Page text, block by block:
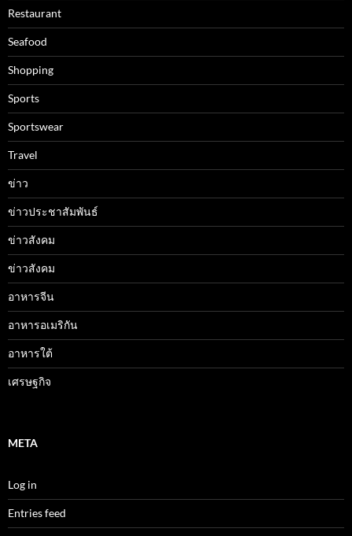
Restaurant
Seafood
Shopping
Sports
Sportswear
Travel
ข่าว
ข่าวประชาสัมพันธ์
ข่าวสังคม
ข่าวสังคม
อาหารจีน
อาหารอเมริกัน
อาหารใต้
เศรษฐกิจ
META
Log in
Entries feed